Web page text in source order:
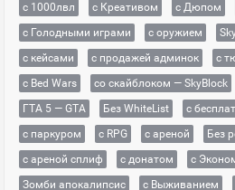
с 1000лвл c Креативом с Дюпом
с Голодными играми
с оружием
с кейсами
с продажей админок с
с Bed Wars
со скайблоком — SkyBlock
ГТА 5 — GTA
Без WhiteList
с
с паркуром
с RPG с ареной
Без
с ареной сплиф
с донатом с
Зомби апокалипсис
с Выживанием